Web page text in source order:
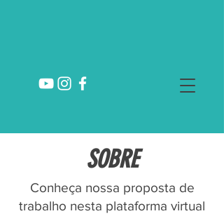
SOBRE
Conheça nossa proposta de
trabalho nesta plataforma virtual